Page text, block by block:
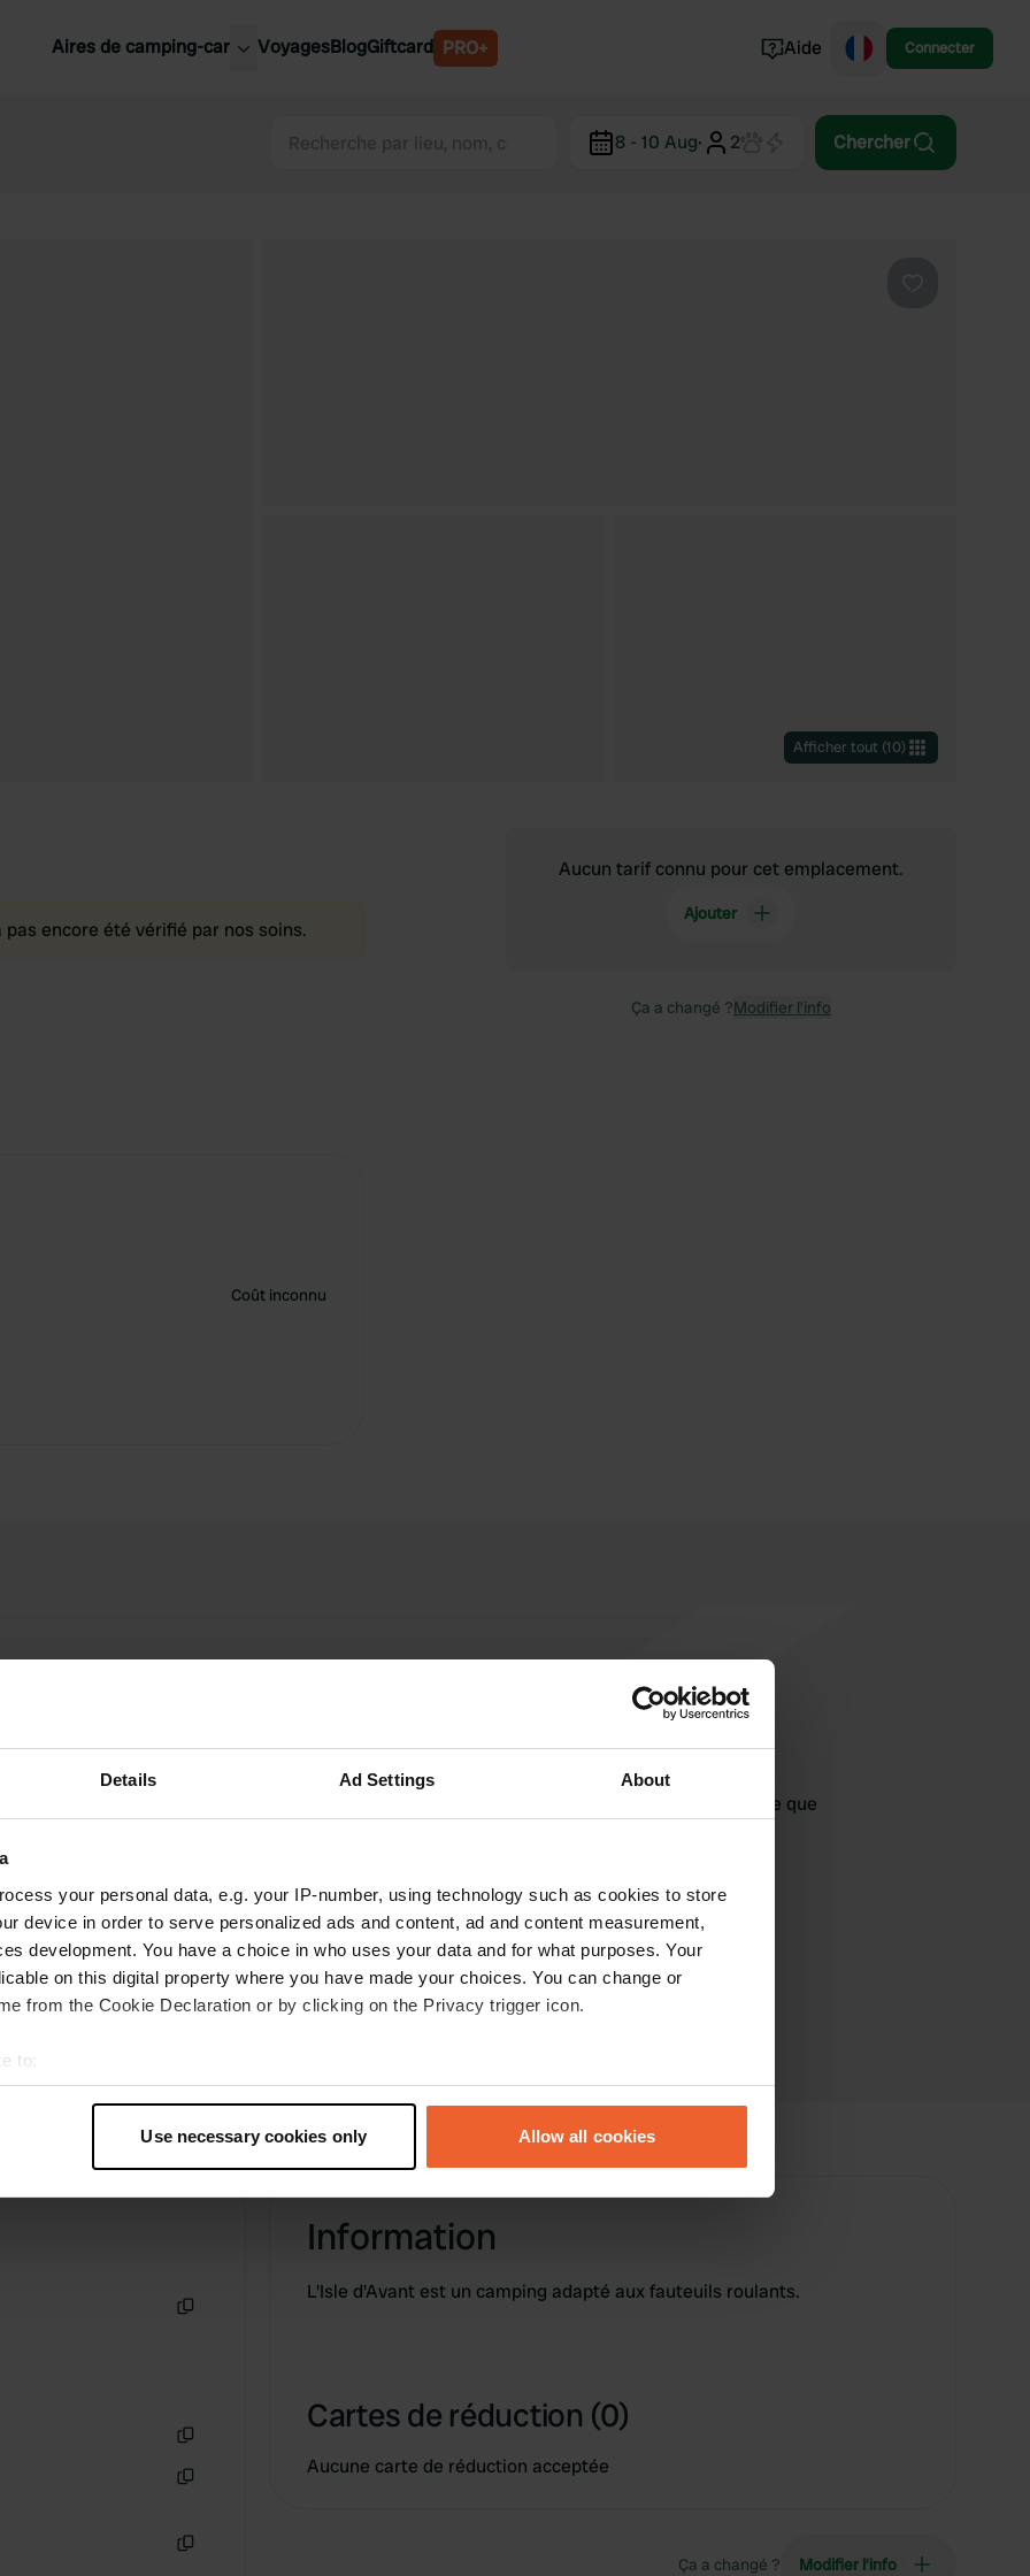
Details Ad Settings About
your personal data, e.g. your IP-number, using technology such as cookies to store
device in order to serve personalized ads and content, ad and content measurement,
development. You have a choice in who uses your data and for what purposes. Your
on this digital property where you have made your choices. You can change or
from the Cookie Declaration or by clicking on the Privacy trigger icon.
to:
geographical location which can be accurate to within several meters
personal data is processed and set your preferences in the
our site with our social media, advertising and analytics partners who may combine it with
Use necessary cookies only Allow all cookies
Aires de camping-car
Slovénie
VoyagesBlogGiftcard PRO+ Aide Connecter
8 - 10 Aug· 2 Chercher
Afficher tout (10)
encore été vérifié par nos soins.
Coût inconnu
Aucun tarif connu pour cet emplacement.
Ajouter
Ça a changé ?Modifier l’info
peu de vélo. Les
bien chaude. Le
Hautes haies et
a aussi beaucoup de
avons pensé que c'était
le serpeur et la
Ajouter un avis
Vous êtes déjà venu ici ? Dites aux autres ce que
Information
L'Isle d'Avant est un camping adapté aux fauteuils roulants.
Cartes de réduction (0)
Aucune carte de réduction acceptée
Ça a changé ? Modifier l’info